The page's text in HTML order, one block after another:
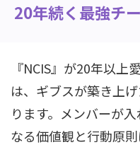
20年続く最強チ
『NCIS』が20年以
は、ギブスが築き上
ります。メンバーが
なる価値観と行動原則